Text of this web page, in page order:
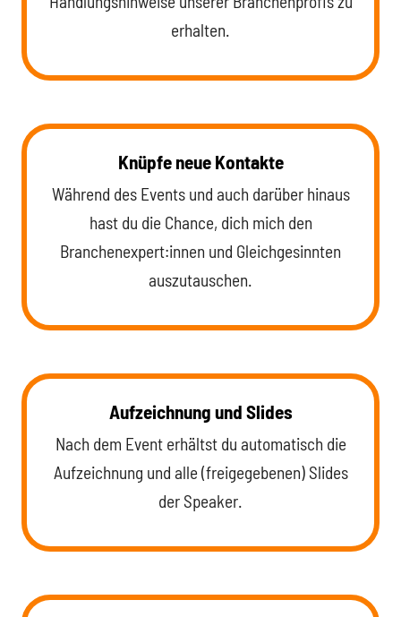
erhalten.
Knüpfe neue Kontakte
Während des Events und auch darüber hinaus
hast du die Chance, dich mich den
Branchenexpert:innen und Gleichgesinnten
auszutauschen.
Aufzeichnung und Slides
Nach dem Event erhältst du automatisch die
Aufzeichnung und alle (freigegebenen) Slides
der Speaker.